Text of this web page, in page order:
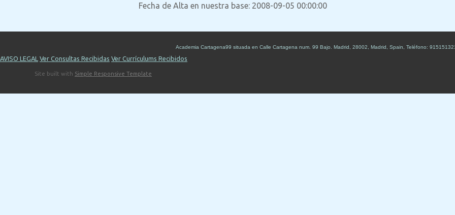
Fecha de Alta en nuestra base: 2008-09-05 00:00:00
Academia Cartagena99 situada en Calle Cartagena num. 99 Bajo Madrid 28002 Madrid Spain Teléfono:
AVISO LEGAL Ver Consultas Recibidas Ver Currículums Recibidos
Site built with Simple Responsive Template